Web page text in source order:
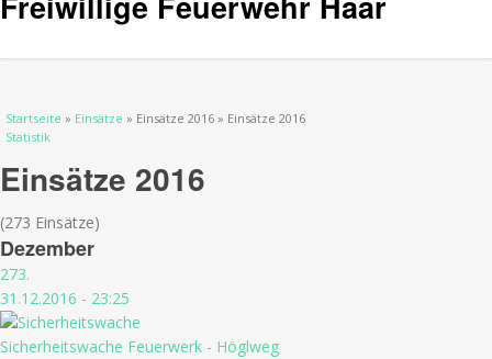
Sie sind hier
Startseite » Einsätze » Einsätze 2016 » Einsätze 2016
Statistik
Einsätze 2016
(273 Einsätze)
Dezember
273.
31.12.2016 - 23:25
Sicherheitswache Feuerwerk - Höglweg